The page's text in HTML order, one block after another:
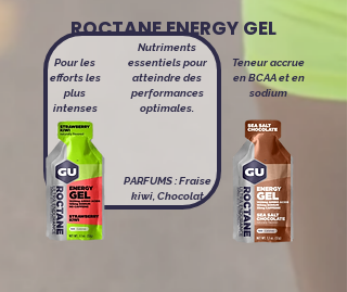
Pour les
efforts les
plus
intenses
Teneur accrue
en BCAA et en
sodium
Nutriments
essentiels pour
atteindre des
performances
optimales.
PARFUMS :Fraise
kiwi, Chocolat
ROCTANE ENERGY GEL